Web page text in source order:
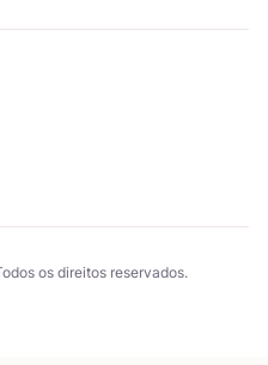
os direitos reservados.